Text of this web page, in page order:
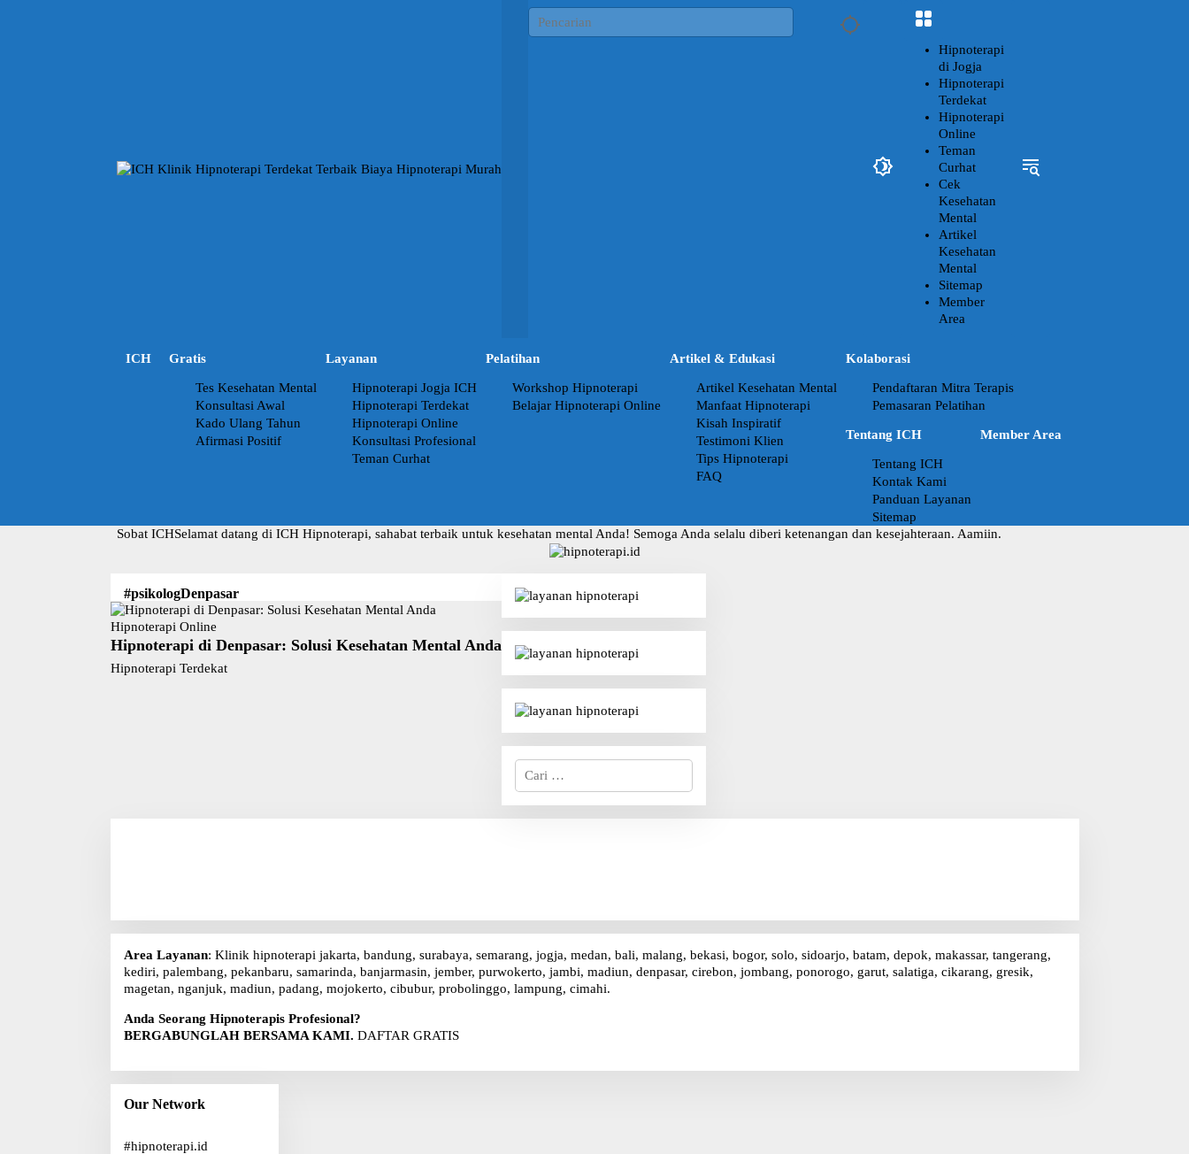
Hipnoterapi
di Jogja
Hipnoterapi
Terdekat
Hipnoterapi
Online
Teman
Curhat
Cek
Kesehatan
Mental
Artikel
Kesehatan
Mental
Sitemap
Member
Area
ICH Gratis
Tes Kesehatan Mental
Konsultasi Awal
Kado Ulang Tahun
Afirmasi Positif
Layanan
Hipnoterapi Jogja ICH
Hipnoterapi Terdekat
Hipnoterapi Online
Konsultasi Profesional
Teman Curhat
Pelatihan
Workshop Hipnoterapi
Belajar Hipnoterapi Online
Artikel & Edukasi
Artikel Kesehatan Mental
Manfaat Hipnoterapi
Kisah Inspiratif
Testimoni Klien
Tips Hipnoterapi
FAQ
Kolaborasi
Pendaftaran Mitra Terapis
Pemasaran Pelatihan
Tentang ICH
Tentang ICH
Kontak Kami
Panduan Layanan
Sitemap
Member Area
Sobat ICHSelamat datang di ICH Hipnoterapi, sahabat terbaik untuk kesehatan mental Anda! Semoga Anda selalu diberi ketenangan dan kesejahteraan. Aamiin.
#psikologDenpasar
Hipnoterapi Online
Hipnoterapi di Denpasar: Solusi Kesehatan Mental Anda
Hipnoterapi Terdekat
:
Area Layanan: Klinik hipnoterapi jakarta, bandung, surabaya, semarang, jogja, medan, bali, malang, bekasi, bogor, solo, sidoarjo, batam, depok, makassar, tangerang,
kediri, palembang, pekanbaru, samarinda, banjarmasin, jember, purwokerto, jambi, madiun, denpasar, cirebon, jombang, ponorogo, garut, salatiga, cikarang, gresik,
magetan, nganjuk, madiun, padang, mojokerto, cibubur, probolinggo, lampung, cimahi.
Anda Seorang Hipnoterapis Profesional?
BERGABUNGLAH BERSAMA KAMI. DAFTAR GRATIS
Our Network
#hipnoterapi.id